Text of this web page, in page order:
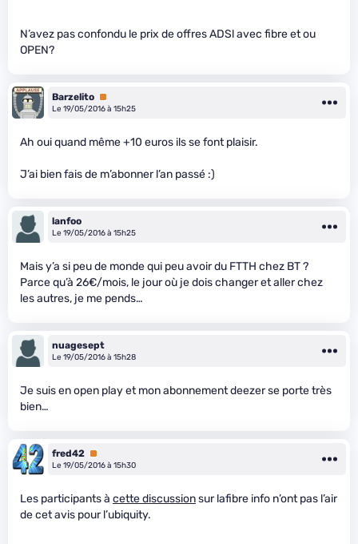
N’avez pas confondu le prix de offres ADSl avec fibre et ou
OPEN?
Barzelito Premium
Le 19/05/2016 à 15h25
Ah oui quand même +10 euros ils se font plaisir.
J’ai bien fais de m’abonner l’an passé :)
lanfoo
Le 19/05/2016 à 15h25
Mais y’a si peu de monde qui peu avoir du FTTH chez BT ?
Parce qu’à 26€/mois, le jour où je dois changer et aller chez
les autres, je me pends…
nuagesept
Le 19/05/2016 à 15h28
Je suis en open play et mon abonnement deezer se porte très
bien…
fred42 Premium
Le 19/05/2016 à 15h30
Les participants à cette discussionsur lafibre info n’ont pas l’air
de cet avis pour l’ubiquity.